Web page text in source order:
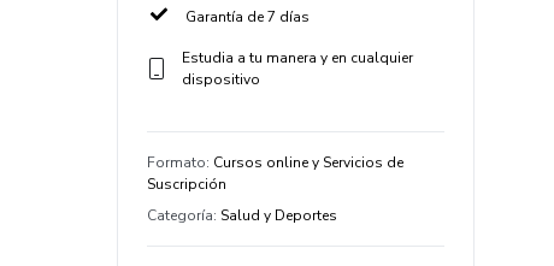
Garantía de 7 días
Estudia a tu manera y en cualquier
dispositivo
Formato: Cursos online y Servicios de
Suscripción
Categoría: Salud y Deportes